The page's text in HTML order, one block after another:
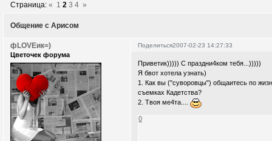
Общение с Арисом
Страница:« 1 2 3 4 »
Поделиться2007-02-23 14:27:33
фLOVEик=)
Цветочек форума
Приветик))))) С праздни4ком тебя...)))))
Я бвот хотела узнать)
1. Как вы ("суворовцы") общаитесь по
съемках Кадетства?
2. Твоя ме4та....
0